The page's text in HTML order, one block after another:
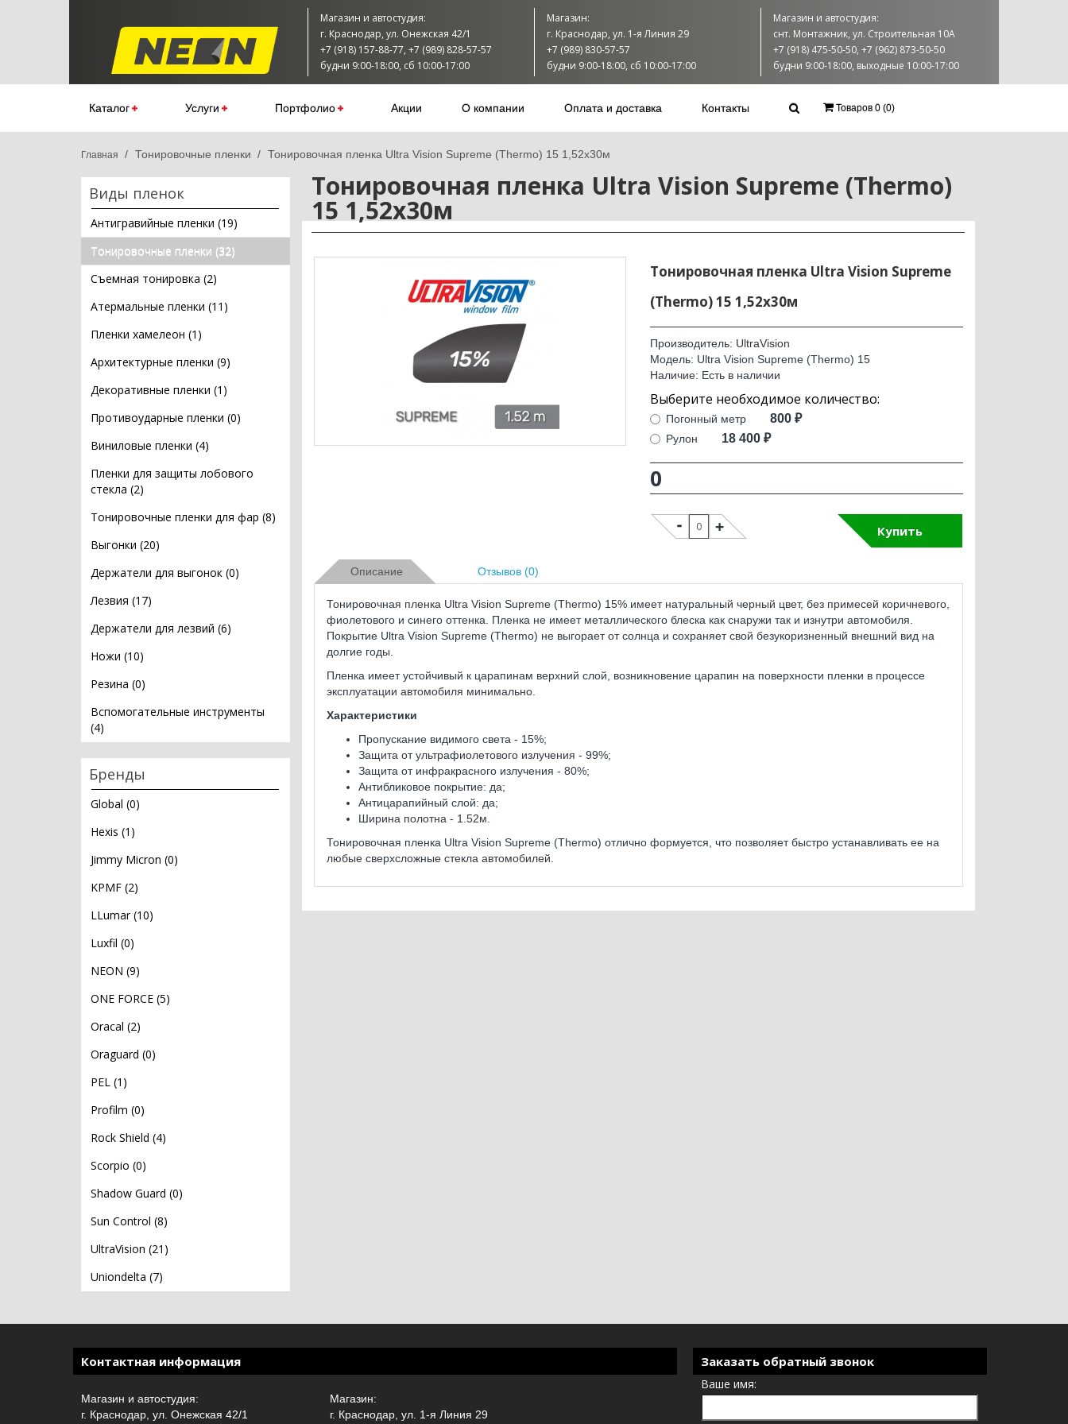
Магазин и автостудия:
г. Краснодар, ул. Онежская 42/1
+7 (918) 157-88-77, +7 (989) 828-57-57
будни 9:00-18:00, сб 10:00-17:00
Магазин:
г. Краснодар, ул. 1-я Линия 29
+7 (989) 830-57-57
будни 9:00-18:00, сб 10:00-17:00
Магазин и автостудия:
снт. Монтажник, ул. Строительная 10А
+7 (918) 475-50-50, +7 (962) 873-50-50
будни 9:00-18:00, выходные 10:00-17:00
Каталог Услуги Портфолио Акции О компании Оплата и доставка Контакты Товаров 0 (0)
Тонировочные пленки Тонировочная пленка Ultra Vision Supreme (Thermo) 15 1,52х30м
Виды пленок
Антигравийные пленки (19)
Тонировочные пленки (32)
Съемная тонировка (2)
Атермальные пленки (11)
Пленки хамелеон (1)
Архитектурные пленки (9)
Декоративные пленки (1)
Противоударные пленки (0)
Виниловые пленки (4)
Пленки для защиты лобового
стекла (2)
Тонировочные пленки для фар (8)
Выгонки (20)
Держатели для выгонок (0)
Лезвия (17)
Держатели для лезвий (6)
Ножи (10)
Резина (0)
Вспомогательные инструменты
(4)
Бренды
Global (0)
Hexis (1)
Jimmy Micron (0)
KPMF (2)
LLumar (10)
Luxfil (0)
NEON (9)
ONE FORCE (5)
Oracal (2)
Oraguard (0)
PEL (1)
Profilm (0)
Rock Shield (4)
Scorpio (0)
Shadow Guard (0)
Sun Control (8)
UltraVision (21)
Uniondelta (7)
Тонировочная пленка Ultra Vision Supreme (Thermo)
15 1,52х30м
Тонировочная пленка Ultra Vision Supreme
(Thermo) 15 1,52х30м
Производитель: UltraVision
Модель: Ultra Vision Supreme (Thermo) 15
Наличие: Есть в наличии
Погонный метр 800 ₽
Рулон 18 400 ₽
0
Купить
Описание Отзывов (0)
Тонировочная пленка Ultra Vision Supreme (Thermo) 15% имеет натуральный черный цвет, без примесей коричневого,
фиолетового и синего оттенка. Пленка не имеет металлического блеска как снаружи так и изнутри автомобиля.
Покрытие Ultra Vision Supreme (Thermo) не выгорает от солнца и сохраняет свой безукоризненный внешний вид на
долгие годы.
Пленка имеет устойчивый к царапинам верхний слой, возникновение царапин на поверхности пленки в процессе
эксплуатации автомобиля минимально.
Характеристики
Пропускание видимого света - 15%;
Защита от ультрафиолетового излучения - 99%;
Защита от инфракрасного излучения - 80%;
Антибликовое покрытие: да;
Антицарапийный слой: да;
Ширина полотна - 1.52м.
Тонировочная пленка Ultra Vision Supreme (Thermo) отлично формуется, что позволяет быстро устанавливать ее на
любые сверхсложные стекла автомобилей.
Контактная информация
Магазин и автостудия:
г. Краснодар, ул. Онежская 42/1
Магазин:
г. Краснодар, ул. 1-я Линия 29
Заказать обратный звонок
Ваше имя: